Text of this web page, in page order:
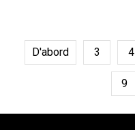
D'abord 3 4
9